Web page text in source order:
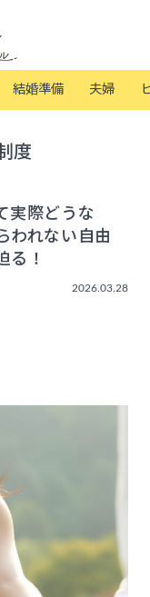
結婚準備 夫婦
度
実際どうな
われない自由
る！
2026.03.28